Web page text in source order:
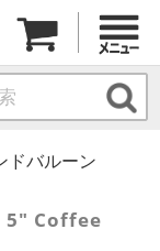
ドバルーン
5" Coffee